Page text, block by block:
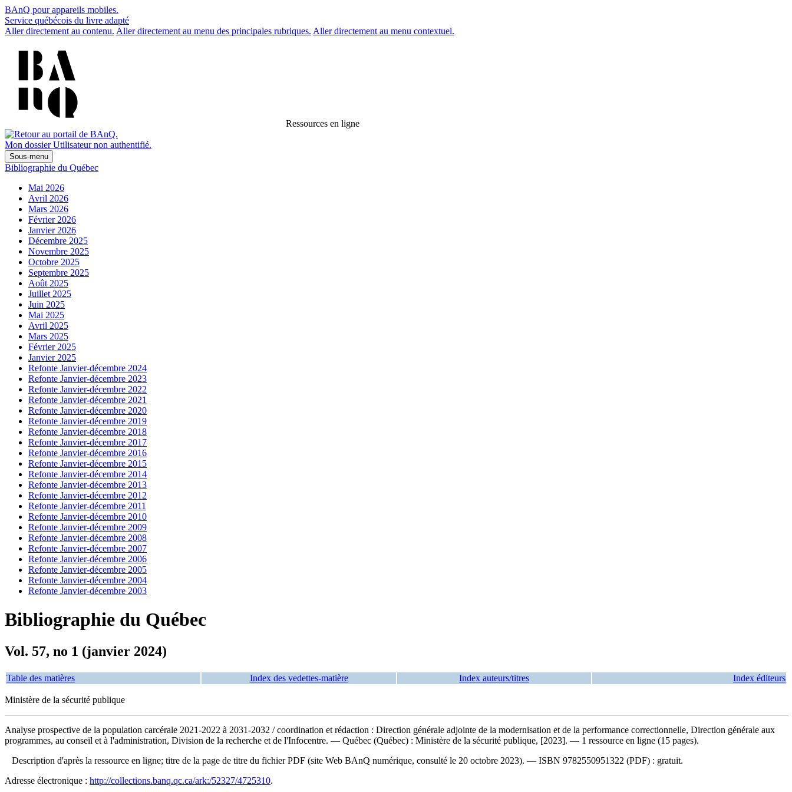
BAnQ pour appareils mobiles.
Service québécois du livre adapté
Aller directement au contenu. Aller directement au menu des principales rubriques. Aller directement au menu contextuel.
Ressources en ligne
Mon dossier Utilisateur non authentifié.
Sous-menu
Bibliographie du Québec
Mai 2026
Avril 2026
Mars 2026
Février 2026
Janvier 2026
Décembre 2025
Novembre 2025
Octobre 2025
Septembre 2025
Août 2025
Juillet 2025
Juin 2025
Mai 2025
Avril 2025
Mars 2025
Février 2025
Janvier 2025
Refonte Janvier-décembre 2024
Refonte Janvier-décembre 2023
Refonte Janvier-décembre 2022
Refonte Janvier-décembre 2021
Refonte Janvier-décembre 2020
Refonte Janvier-décembre 2019
Refonte Janvier-décembre 2018
Refonte Janvier-décembre 2017
Refonte Janvier-décembre 2016
Refonte Janvier-décembre 2015
Refonte Janvier-décembre 2014
Refonte Janvier-décembre 2013
Refonte Janvier-décembre 2012
Refonte Janvier-décembre 2011
Refonte Janvier-décembre 2010
Refonte Janvier-décembre 2009
Refonte Janvier-décembre 2008
Refonte Janvier-décembre 2007
Refonte Janvier-décembre 2006
Refonte Janvier-décembre 2005
Refonte Janvier-décembre 2004
Refonte Janvier-décembre 2003
Bibliographie du Québec
Vol. 57, no 1 (janvier 2024)
Table des matières Index des vedettes-matière Index auteurs/titres Index éditeurs
Ministère de la sécurité publique
Analyse prospective de la population carcérale 2021-2022 à 2031-2032 / coordination et rédaction : Direction générale adjointe de la modernisation et de la performance correctionnelle, Direction générale aux
programmes, au conseil et à l'administration, Division de la recherche et de l'Infocentre. — Québec (Québec) : Ministère de la sécurité publique, [2023]. — 1 ressource en ligne (15 pages).
Description d'après la ressource en ligne; titre de la page de titre du fichier PDF (site Web BAnQ numérique, consulté le 20 octobre 2023). — ISBN 9782550951322 (PDF) : gratuit.
Adresse électronique : http://collections.banq.qc.ca/ark:/52327/4725310.